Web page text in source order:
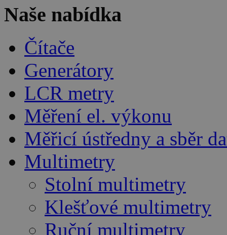
Naše nabídka
Čítače
Generátory
LCR metry
Měření el. výkonu
Měřicí ústředny a sběr
Multimetry
Stolní multimetry
Klešťové multimetry
Ruční multimetry